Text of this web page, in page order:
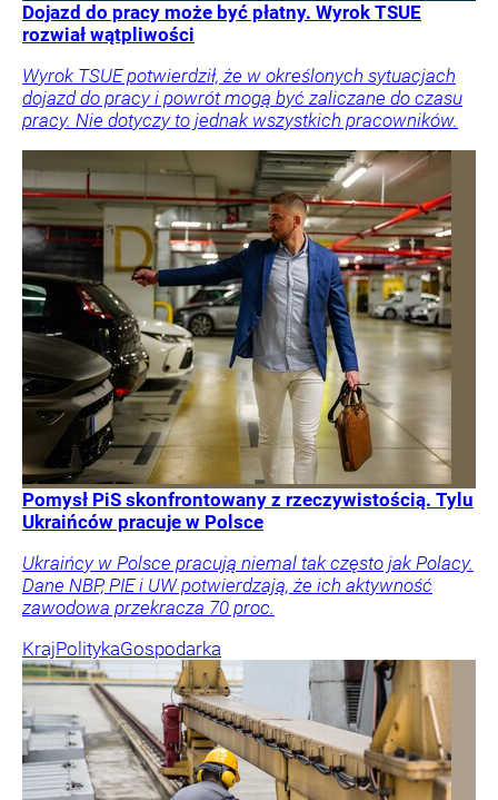
Dojazd do pracy może być płatny. Wyrok TSUE
rozwiał wątpliwości
Wyrok TSUE potwierdził, że w określonych sytuacjach
dojazd do pracy i powrót mogą być zaliczane do czasu
pracy. Nie dotyczy to jednak wszystkich pracowników.
Pomysł PiS skonfrontowany z rzeczywistością. Tylu
Ukraińców pracuje w Polsce
Ukraińcy w Polsce pracują niemal tak często jak Polacy.
Dane NBP, PIE i UW potwierdzają, że ich aktywność
zawodowa przekracza 70 proc.
KrajPolitykaGospodarka